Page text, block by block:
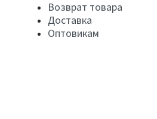
Возврат товара
Доставка
Оптовикам